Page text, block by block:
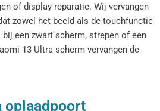
of display reparatie. Wij vervangen
zowel het beeld als de touchfunctie
een zwart scherm, strepen of een
13 Ultra scherm vervangen de
oplaadpoort